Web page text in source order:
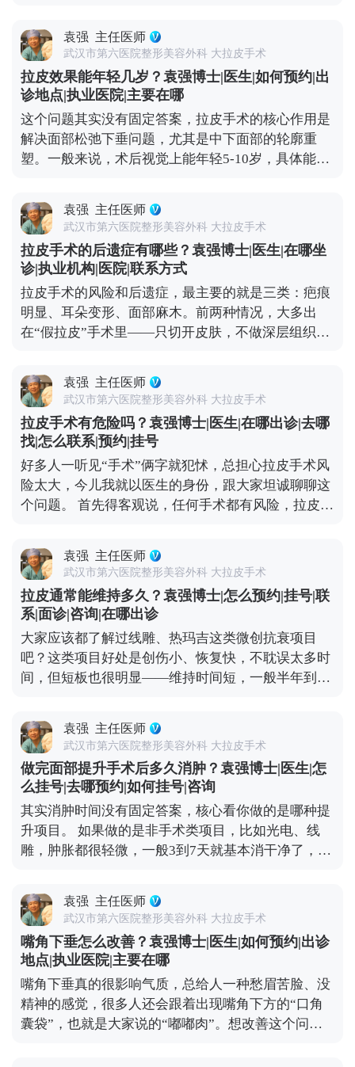
结“会不会不自然”，而是找正规机构和有经验的医
生。好的拉皮效果，应该是别人觉得你年轻了，但说
不出哪里变了，这才是理想的状态。 想知道更多关于
MCR复合提升术的问题，可以去官方媒体平台（公众
号、百家号、小红薯）预约面诊，详细了解。
多余的松弛皮肤。整个过程是让组织在稳定的位置上
重新贴合，效果很扎实，根本不会出现所谓的“反
弹”，更不会加速衰老。 真正会让人觉得“反弹快、老
得更快”的，其实是“假拉皮”——只单纯拉紧表面皮
肤，不处理深层组织。这种手术的效果本身就不持
久，很快就会再次下垂，自然会给人一种“越做越
松”的错觉。 其实拉皮更像是给衰老进程按了一次“暂
停键”，甚至能轻微“倒回”一小段。术后你的组织会
也就是说，之后你会一直比同龄人看起来更紧致、更
年轻。 当然了，拉皮也不是一劳永逸的。术后还是要
注意日常保养，比如做好皮肤护理、控制夸张表情、
保持健康作息。毕竟手术主要解决的是“下垂”问题，
而皱纹、肤质这些细节，还需要靠日常维护来配合。
想知道更多关于MCR复合提升术的问题，可以去官方
媒体平台（公众号、百家号、小红薯）预约面诊，详
细了解。
袁强 主任医师
武汉市第六医院整形美容外科 大拉皮手术
拉皮效果能年轻几岁？袁强博士|医生|如何预约|出
诊地点|执业医院|主要在哪
这个问题其实没有固定答案，拉皮手术的核心作用是
解决面部松弛下垂问题，尤其是中下面部的轮廓重
塑。一般来说，术后视觉上能年轻5-10岁，具体能年
手术方案的精准设计。 举个例子，之前有位50岁的求
美者，她皮肤弹性还不错，就是组织下垂明显，下颌
线模糊。做完拉皮手术后，下垂的组织复位了，下颌
线变得清晰紧致，看起来就像40出头，效果很直观。
但大家要清楚，拉皮不是“换脸”，它不会改变你的五
官基础，也不可能让你直接变回20岁。 它更像是给下
垂的组织做一次“复位”，让它们回到该在的位置，从
而实现视觉上的“减龄”。如果术后能做好保养，比如
态还能维持得更久。 想知道更多关于MCR复合提升
术的问题，可以去官方媒体平台（公众号、百家号、
小红薯）预约面诊，详细了解。
袁强 主任医师
武汉市第六医院整形美容外科 大拉皮手术
拉皮手术的后遗症有哪些？袁强博士|医生|在哪坐
诊|执业机构|医院|联系方式
拉皮手术的风险和后遗症，最主要的就是三类：疤痕
明显、耳朵变形、面部麻木。前两种情况，大多出
在“假拉皮”手术里——只切开皮肤，不做深层组织提
织会往下拽切口和耳朵，慢慢就会出现疤痕变宽、耳
朵变形的问题。 但正规的拉皮手术完全不是这样，核
心是做深层筋膜提升，再配合减张缝合，让组织在复
位后的位置自然贴合，不会强行拉扯切口和耳朵，这
样就能最大程度避免疤痕和耳朵变形的问题。 至于面
部麻木，大家可以放心，面部神经本来就丰富，手术
中难免会碰到一些细小的神经末梢，术后短期内可能
会有麻木感，但这种感觉一般三个月内就会慢慢恢
的不适完全是可以接受的。 总结下来就是，拉皮的后
遗症大多和手术方式不规范有关，选对医生和手术方
案，就能有效规避。 想知道更多关于MCR复合提升
术的问题，可以去官方媒体平台（公众号、百家号、
小红薯）预约面诊，详细了解。
袁强 主任医师
武汉市第六医院整形美容外科 大拉皮手术
拉皮手术有危险吗？袁强博士|医生|在哪出诊|去哪
找|怎么联系|预约|挂号
好多人一听见“手术”俩字就犯怵，总担心拉皮手术风
险太大，今儿我就以医生的身份，跟大家坦诚聊聊这
个问题。 首先得客观说，任何手术都有风险，拉皮也
皮肤凹凸不平，严重的还可能损伤神经。比如有些朋
友做完后耳朵变形、疤痕特别明显，多半是碰到
了“假拉皮”——只做表面功夫，单纯把皮肤拉紧，没
处理深层组织，强行拉扯皮肤缝合，自然容易出问
题。 但大家也不用过度恐慌，在正规医院找经验丰富
的医生操作，这些风险都是能控制的。比如在做MCR
复合提升术时，就会凭着精准的解剖知识避开重要神
经，做分层减张缝合，尽量减少对组织的创伤。还会
以说，想做拉皮，第一步也是最关键的一步，就是选
对正规医院和靠谱医生，这是降低风险的想知道更多
关于MCR复合提升术的问题，可以去官方媒体平台
（公众号、百家号、小红薯）预约面诊，详细了解。
核心。
袁强 主任医师
武汉市第六医院整形美容外科 大拉皮手术
拉皮通常能维持多久？袁强博士|怎么预约|挂号|联
系|面诊|咨询|在哪出诊
大家应该都了解过线雕、热玛吉这类微创抗衰项目
吧？这类项目好处是创伤小、恢复快，不耽误太多时
间，但短板也很明显——维持时间短，一般半年到一
少。 拉皮手术就不一样了，它不是只把表面皮肤拉紧
那么简单，核心是通过深层筋膜的剥离和提升，从根
儿上解决组织下垂的问题。正因为是深层调整，效果
才扎实，一般能维持8-10年。就像MCR复合提升术，
会在多个层次做复位固定，让下垂的组织在新的位置
上稳稳当当“扎根”，一次手术就能让你摆脱松弛困扰
挺久。这么算下来，从长远来看，性价比其实更高。
当然了，具体能维持多久，和个人体质、术后护理还
的“长效投资”。 想知道更多关于MCR复合提升术的
问题，可以去官方媒体平台（公众号、百家号、小红
薯）预约面诊，详细了解。
袁强 主任医师
武汉市第六医院整形美容外科 大拉皮手术
做完面部提升手术后多久消肿？袁强博士|医生|怎
么挂号|去哪预约|如何挂号|咨询
其实消肿时间没有固定答案，核心看你做的是哪种提
升项目。 如果做的是非手术类项目，比如光电、线
雕，肿胀都很轻微，一般3到7天就基本消干净了，最
皮手术，消肿时间会稍长一点。术后前几天会有点胀
胀的异物感，后期随着恢复，肿胀会慢慢消退，大1-
3个月左右，基本恢复正常，日常社交没问题。 另外
分享几个加速消肿的小技巧：术后按医生要求戴好头
套，前几天做好冰敷，平时避免剧烈运动、少吃辛辣
刺激的食物，这些都能帮身体更快恢复。不过每个人
的体质和恢复节奏都不一样，不用着急，给身体足够
的恢复时间，才能换来更自然的效果。 想知道更多关
袁强 主任医师
武汉市第六医院整形美容外科 大拉皮手术
嘴角下垂怎么改善？袁强博士|医生|如何预约|出诊
地点|执业医院|主要在哪
嘴角下垂真的很影响气质，总给人一种愁眉苦脸、没
精神的感觉，很多人还会跟着出现嘴角下方的“口角
囊袋”，也就是大家说的“嘟嘟肉”。想改善这个问